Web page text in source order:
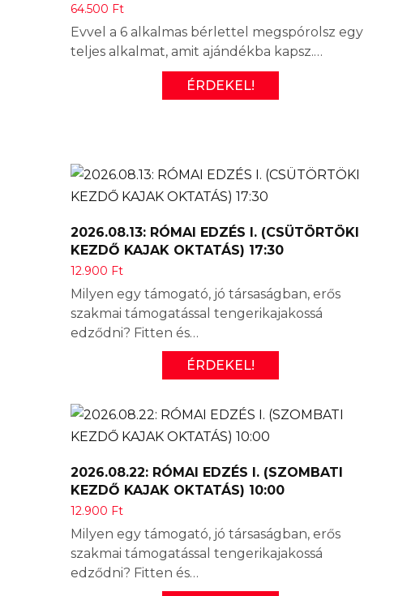
64.500 Ft
Evvel a 6 alkalmas bérlettel megspórolsz egy
teljes alkalmat, amit ajándékba kapsz.…
ÉRDEKEL!
2026.08.13: RÓMAI EDZÉS I. (CSÜTÖRTÖKI
KEZDŐ KAJAK OKTATÁS) 17:30
12.900 Ft
Milyen egy támogató, jó társaságban, erős
szakmai támogatással tengerikajakossá
edződni? Fitten és…
ÉRDEKEL!
2026.08.22: RÓMAI EDZÉS I. (SZOMBATI
KEZDŐ KAJAK OKTATÁS) 10:00
12.900 Ft
Milyen egy támogató, jó társaságban, erős
szakmai támogatással tengerikajakossá
edződni? Fitten és…